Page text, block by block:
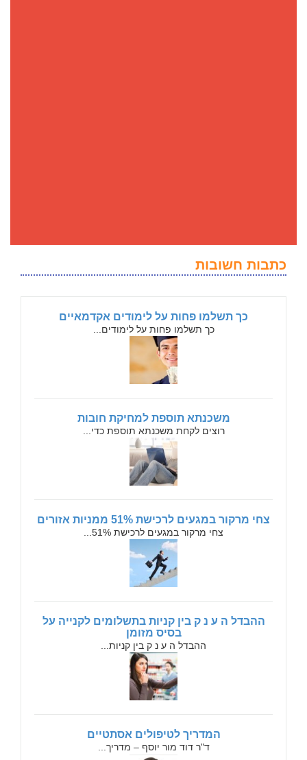
כתבות חשובות
כך תשלמו פחות על לימודים אקדמאיים
כך תשלמו פחות על לימודים...
משכנתא תוספת למחיקת חובות
רוצים לקחת משכנתא תוספת כדי...
צחי מרקור במגעים לרכישת 51% ממניות אזורים
צחי מרקור במגעים לרכישת 51%...
ההבדל ה ע נ ק בין קניות בתשלומים לקנייה על
בסיס מזומן
ההבדל ה ע נ ק בין קניות...
המדריך לטיפולים אסתטיים
ד"ר דוד מור יוסף – מדריך...